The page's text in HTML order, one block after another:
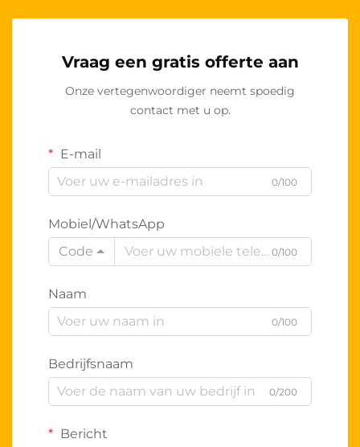
Vraag een gratis offerte aan
Onze vertegenwoordiger neemt spoedig
contact met u op.
E-mail
0/100
Mobiel/WhatsApp
Code
0/100
Naam
0/100
Bedrijfsnaam
0/200
Bericht